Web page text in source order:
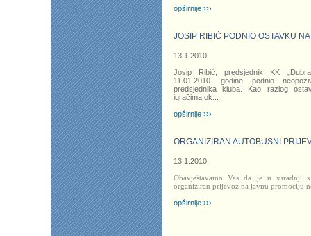
opširnije ›››
JOSIP RIBIĆ PODNIO OSTAVKU
13.1.2010.
Josip Ribić, predsjednik KK
11.01.2010. godine podnio
predsjednika kluba. Kao razlog
igračima ok
opširnije ›››
ORGANIZIRAN AUTOBUSNI
13.1.2010.
Obavještavamo Vas da je u suradnji
organiziran prijevoz na javnu promociju
opširnije ›››